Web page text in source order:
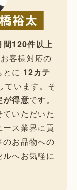
間120件以上
客様対応の
とに 12カテ
ています。そ
が得意です。
いただいた
ース業界に貢
のお品物への
ルへお気軽に